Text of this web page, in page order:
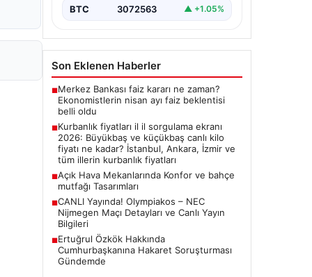
BTC 3072563 ▲ +1.05%
Son Eklenen Haberler
■Merkez Bankası faiz kararı ne zaman?
Ekonomistlerin nisan ayı faiz beklentisi
belli oldu
■Kurbanlık fiyatları il il sorgulama ekranı
2026: Büyükbaş ve küçükbaş canlı kilo
fiyatı ne kadar? İstanbul, Ankara, İzmir ve
tüm illerin kurbanlık fiyatları
■Açık Hava Mekanlarında Konfor ve bahçe
mutfağı Tasarımları
■CANLI Yayında! Olympiakos – NEC
Nijmegen Maçı Detayları ve Canlı Yayın
Bilgileri
■Ertuğrul Özkök Hakkında
Cumhurbaşkanına Hakaret Soruşturması
Gündemde